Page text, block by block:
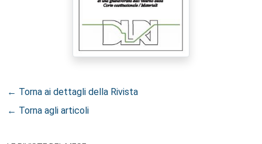
← Torna ai dettagli della Rivista
← Torna agli articoli